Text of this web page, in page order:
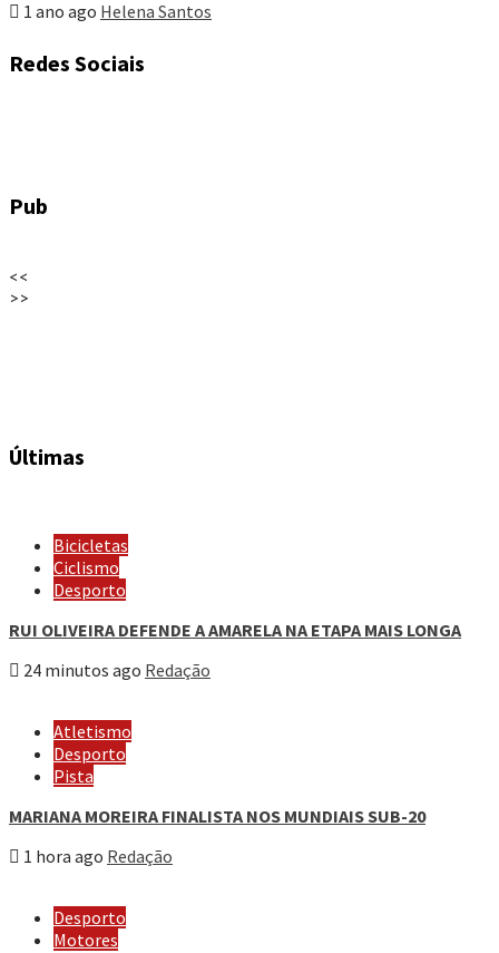
1 ano ago Helena Santos
Redes Sociais
Pub
<<
>>
Últimas
Bicicletas
Ciclismo
Desporto
RUI OLIVEIRA DEFENDE A AMARELA NA ETAPA MAIS LONGA
24 minutos ago Redação
Atletismo
Desporto
Pista
MARIANA MOREIRA FINALISTA NOS MUNDIAIS SUB-20
1 hora ago Redação
Desporto
Motores